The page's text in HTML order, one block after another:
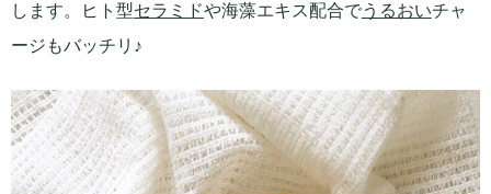
します。ヒト型セラミドや海藻エキス配合でうるおいチャ
ージもバッチリ♪